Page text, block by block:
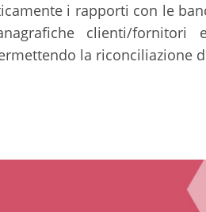
i rapporti con le
clienti/
la riconciliazione